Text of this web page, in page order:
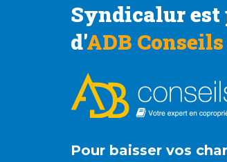
Syndicalur
d'ADB Conseils
Pour baisser vos